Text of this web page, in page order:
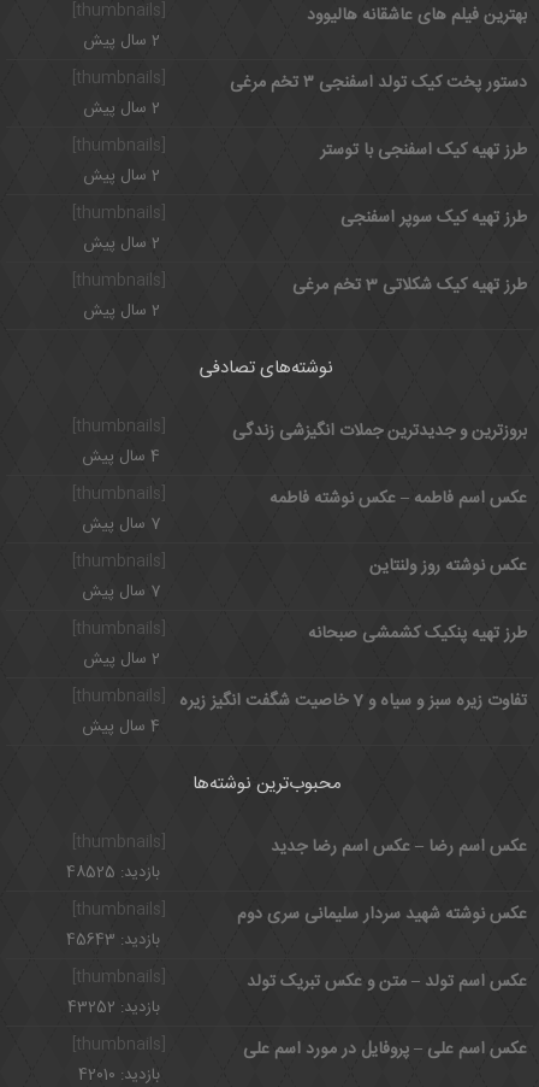
بهترین فیلم های عاشقانه هالیوود
2 سال پیش
[thumbnails]
دستور پخت کیک تولد اسفنجی ۳ تخم مرغی
2 سال پیش
طرز تهیه کیک اسفنجی با توستر
2 سال پیش
[thumbnails]
طرز تهیه کیک سوپر اسفنجی
2 سال پیش
طرز تهیه کیک شکلاتی 3 تخم مرغی
2 سال پیش
نوشته‌های تصادفی
[thumbnails] بروزترین و جدیدترین جملات انگیزشی زندگی
4 سال پیش
عکس اسم فاطمه – عکس نوشته فاطمه
7 سال پیش
[thumbnails]
عکس نوشته روز ولنتاین
7 سال پیش
طرز تهیه پنکیک کشمشی صبحانه
2 سال پیش
تفاوت زیره سبز و سیاه و 7 خاصیت شگفت انگیز زیره
4 سال پیش
محبوب‌ترین نوشته‌ها
عکس اسم رضا – عکس اسم رضا جدید
بازدید: 48525
[thumbnails]
عکس نوشته شهید سردار سلیمانی سری دوم
بازدید: 45643
عکس اسم تولد – متن و عکس تبریک تولد
بازدید: 43252
عکس اسم علی – پروفایل در مورد اسم علی
بازدید: 42010